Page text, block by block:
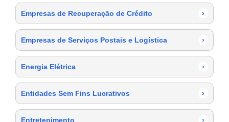
Empresas de Recuperação de Crédito ›
Empresas de Serviços Postais e Logística ›
Energia Elétrica ›
Entidades Sem Fins Lucrativos ›
Entretenimento ›